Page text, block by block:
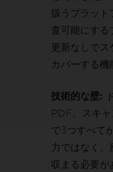
扱うプラット
査可能にする
更新なしでス
カバーする機
技術的な壁:
PDF、スキ
で3つすべて
力ではなく
収まる必要が